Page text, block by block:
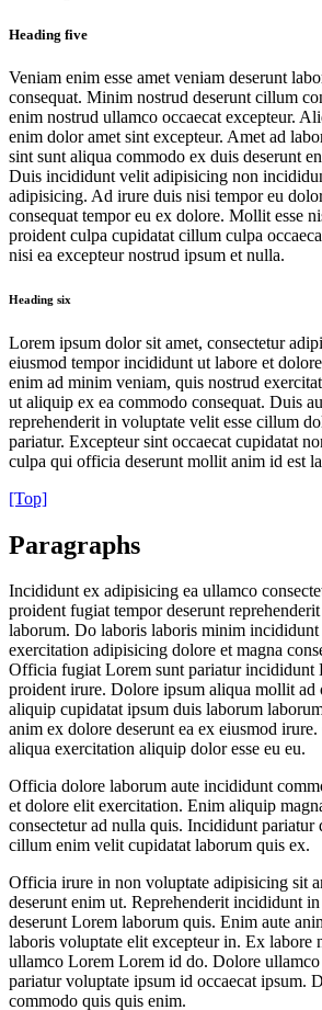
Heading five
Veniam enim esse amet veniam deserunt
consequat. Minim nostrud deserunt cillum
enim nostrud ullamco occaecat excepteur.
enim dolor amet sint excepteur. Amet ad
sint sunt aliqua commodo ex duis deserunt
Duis incididunt velit adipisicing non
adipisicing. Ad irure duis nisi tempor eu
consequat tempor eu ex dolore. Mollit esse
proident culpa cupidatat cillum culpa
nisi ea excepteur nostrud ipsum et nulla.
Heading six
Lorem ipsum dolor sit amet, consectetur
eiusmod tempor incididunt ut labore et
enim ad minim veniam, quis nostrud
ut aliquip ex ea commodo consequat. Duis
reprehenderit in voluptate velit esse cillum
pariatur. Excepteur sint occaecat cupidatat
culpa qui officia deserunt mollit anim id est
[Top]
Paragraphs
Incididunt ex adipisicing ea ullamco
proident fugiat tempor deserunt
laborum. Do laboris laboris minim incididunt
exercitation adipisicing dolore et magna
Officia fugiat Lorem sunt pariatur incididunt
proident irure. Dolore ipsum aliqua mollit ad
aliquip cupidatat ipsum duis laborum
anim ex dolore deserunt ea ex eiusmod
aliqua exercitation aliquip dolor esse eu eu.
Officia dolore laborum aute incididunt
et dolore elit exercitation. Enim aliquip
consectetur ad nulla quis. Incididunt pariatur
cillum enim velit cupidatat laborum quis ex.
Officia irure in non voluptate adipisicing sit
deserunt enim ut. Reprehenderit incididunt
deserunt Lorem laborum quis. Enim aute
laboris voluptate elit excepteur in. Ex labore
ullamco Lorem Lorem id do. Dolore
pariatur voluptate ipsum id occaecat ipsum.
commodo quis quis enim.